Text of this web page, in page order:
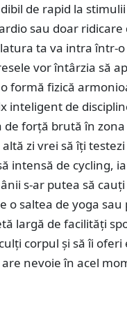
de rapid la
sau doar ridicare
ta va intra într-o
vor întârzia să
formă fizică
inteligent de
de forță brută în zona
zi vrei să îți
intensă de cycling,
s-ar putea să
o saltea de yoga sau
largă de facilități
corpul și să îi oferi
nevoie în acel